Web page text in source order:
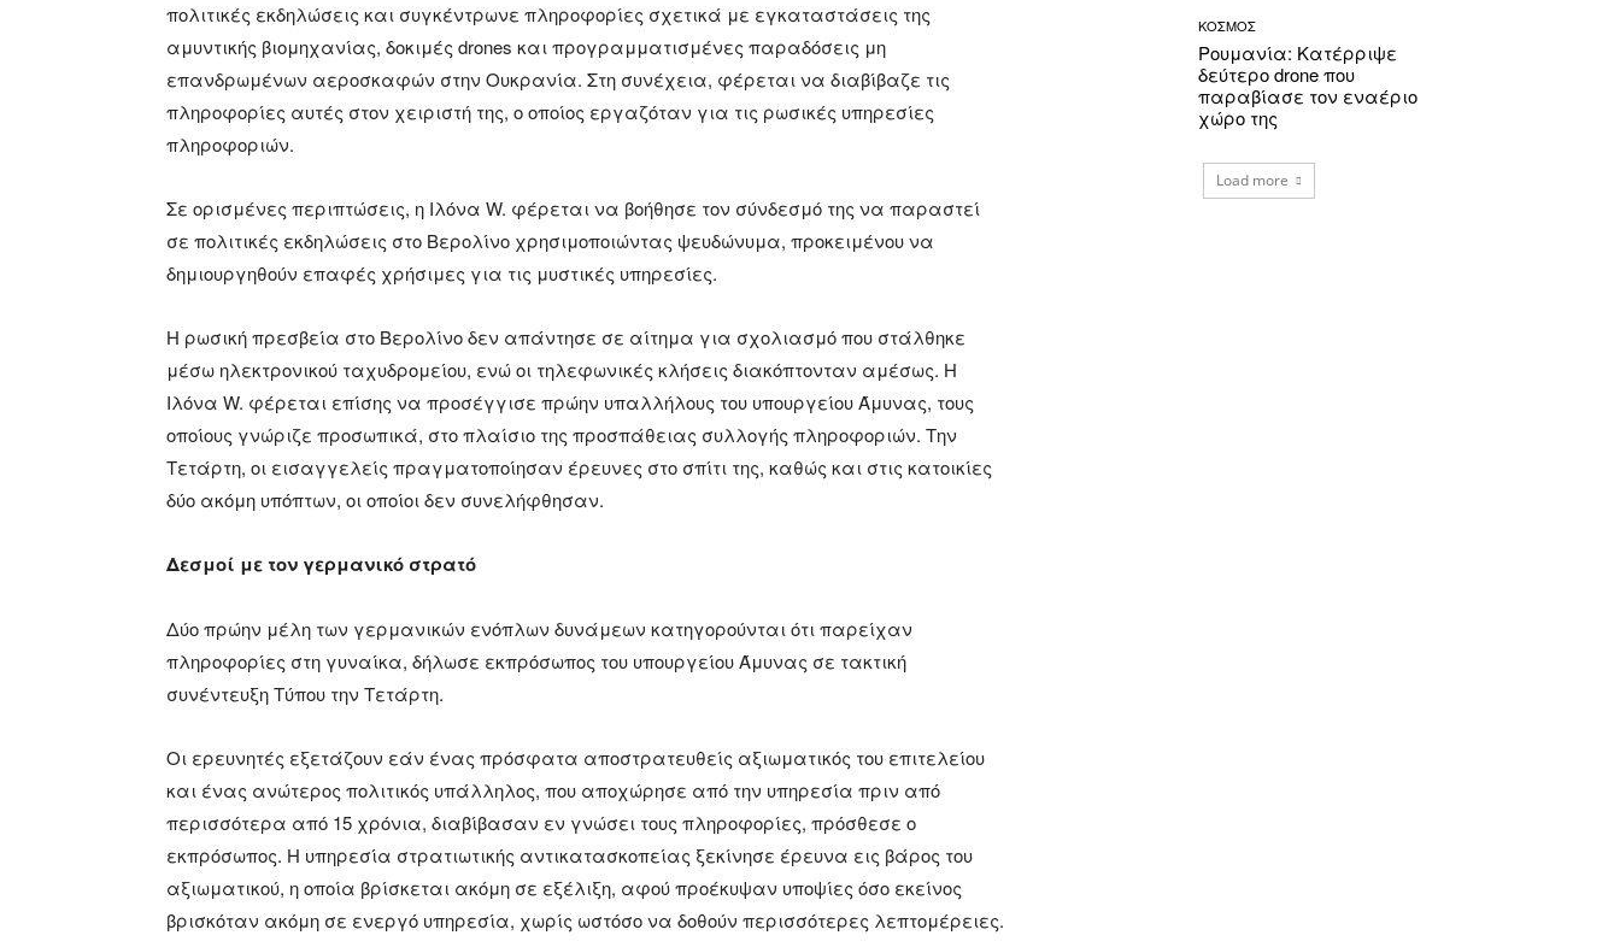
πολιτικές εκδηλώσεις και συγκέντρωνε πληροφορίες σχετικά με εγκαταστάσεις της
αμυντικής βιομηχανίας, δοκιμές drones και προγραμματισμένες παραδόσεις μη
επανδρωμένων αεροσκαφών στην Ουκρανία. Στη συνέχεια, φέρεται να διαβίβαζε τις
πληροφορίες αυτές στον χειριστή της, ο οποίος εργαζόταν για τις ρωσικές υπηρεσίες
πληροφοριών.
Σε ορισμένες περιπτώσεις, η Ιλόνα W. φέρεται να βοήθησε τον σύνδεσμό της να παραστεί
σε πολιτικές εκδηλώσεις στο Βερολίνο χρησιμοποιώντας ψευδώνυμα, προκειμένου να
δημιουργηθούν επαφές χρήσιμες για τις μυστικές υπηρεσίες.
Η ρωσική πρεσβεία στο Βερολίνο δεν απάντησε σε αίτημα για σχολιασμό που στάλθηκε
μέσω ηλεκτρονικού ταχυδρομείου, ενώ οι τηλεφωνικές κλήσεις διακόπτονταν αμέσως. Η
Ιλόνα W. φέρεται επίσης να προσέγγισε πρώην υπαλλήλους του υπουργείου Άμυνας, τους
οποίους γνώριζε προσωπικά, στο πλαίσιο της προσπάθειας συλλογής πληροφοριών. Την
Τετάρτη, οι εισαγγελείς πραγματοποίησαν έρευνες στο σπίτι της, καθώς και στις κατοικίες
δύο ακόμη υπόπτων, οι οποίοι δεν συνελήφθησαν.
Δεσμοί με τον γερμανικό στρατό
Δύο πρώην μέλη των γερμανικών ενόπλων δυνάμεων κατηγορούνται ότι παρείχαν
πληροφορίες στη γυναίκα, δήλωσε εκπρόσωπος του υπουργείου Άμυνας σε τακτική
συνέντευξη Τύπου την Τετάρτη.
Οι ερευνητές εξετάζουν εάν ένας πρόσφατα αποστρατευθείς αξιωματικός του επιτελείου
και ένας ανώτερος πολιτικός υπάλληλος, που αποχώρησε από την υπηρεσία πριν από
περισσότερα από 15 χρόνια, διαβίβασαν εν γνώσει τους πληροφορίες, πρόσθεσε ο
εκπρόσωπος. Η υπηρεσία στρατιωτικής αντικατασκοπείας ξεκίνησε έρευνα εις βάρος του
αξιωματικού, η οποία βρίσκεται ακόμη σε εξέλιξη, αφού προέκυψαν υποψίες όσο εκείνος
βρισκόταν ακόμη σε ενεργό υπηρεσία, χωρίς ωστόσο να δοθούν περισσότερες λεπτομέρειες.
ΚΟΣΜΟΣ
Ρουμανία: Κατέρριψε
δεύτερο drone που
παραβίασε τον εναέριο
χώρο της
Load more